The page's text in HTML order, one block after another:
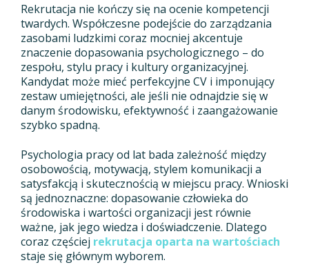
Rekrutacja nie kończy się na ocenie kompetencji
twardych. Współczesne podejście do zarządzania
zasobami ludzkimi coraz mocniej akcentuje
znaczenie dopasowania psychologicznego – do
zespołu, stylu pracy i kultury organizacyjnej.
Kandydat może mieć perfekcyjne CV i imponujący
zestaw umiejętności, ale jeśli nie odnajdzie się w
danym środowisku, efektywność i zaangażowanie
szybko spadną.
Psychologia pracy od lat bada zależność między
osobowością, motywacją, stylem komunikacji a
satysfakcją i skutecznością w miejscu pracy. Wnioski
są jednoznaczne: dopasowanie człowieka do
środowiska i wartości organizacji jest równie
ważne, jak jego wiedza i doświadczenie. Dlatego
coraz częściej rekrutacja oparta na wartościach
staje się głównym wyborem.